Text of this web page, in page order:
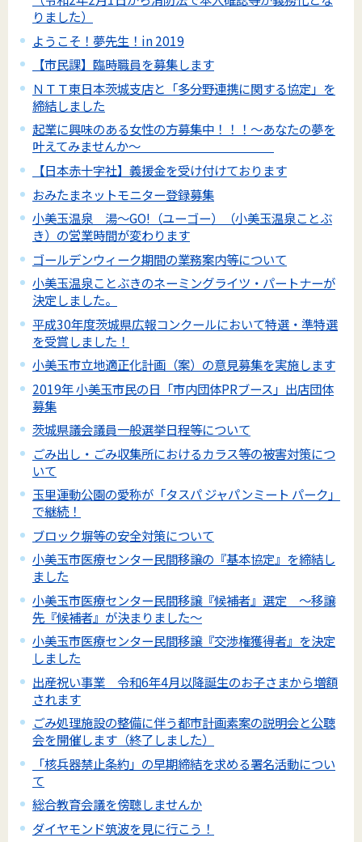
りました）
ようこそ！夢先生！in 2019
【市民課】臨時職員を募集します
ＮＴＴ東日本茨城支店と「多分野連携に関する協定」を
締結しました
起業に興味のある女性の方募集中！！！～あなたの夢を
叶えてみませんか～
【日本赤十字社】義援金を受け付けております
おみたまネットモニター登録募集
小美玉温泉 湯～GO!（ユーゴー）（小美玉温泉ことぶ
き）の営業時間が変わります
ゴールデンウィーク期間の業務案内等について
小美玉温泉ことぶきのネーミングライツ・パートナーが
決定しました。
平成30年度茨城県広報コンクールにおいて特選・準特選
を受賞しました！
小美玉市立地適正化計画（案）の意見募集を実施します
2019年 小美玉市民の日「市内団体PRブース」出店団体
募集
茨城県議会議員一般選挙日程等について
ごみ出し・ごみ収集所におけるカラス等の被害対策につ
いて
玉里運動公園の愛称が「タスパ ジャパンミート パーク」
で継続！
ブロック塀等の安全対策について
小美玉市医療センター民間移譲の『基本協定』を締結し
ました
小美玉市医療センター民間移譲『候補者』選定 ～移譲
先『候補者』が決まりました～
小美玉市医療センター民間移譲『交渉権獲得者』を決定
しました
出産祝い事業 令和6年4月以降誕生のお子さまから増額
されます
ごみ処理施設の整備に伴う都市計画素案の説明会と公聴
会を開催します（終了しました）
「核兵器禁止条約」の早期締結を求める署名活動につい
て
総合教育会議を傍聴しませんか
ダイヤモンド筑波を見に行こう！